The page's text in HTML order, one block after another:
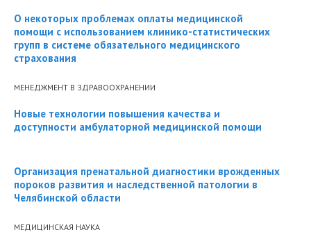
О некоторых проблемах оплаты медицинской
помощи с использованием клинико-статистических
групп в системе обязательного медицинского
страхования
МЕНЕДЖМЕНТ В ЗДРАВООХРАНЕНИИ
Новые технологии повышения качества и
доступности амбулаторной медицинской помощи
Организация пренатальной диагностики врожденных
пороков развития и наследственной патологии в
Челябинской области
МЕДИЦИНСКАЯ НАУКА